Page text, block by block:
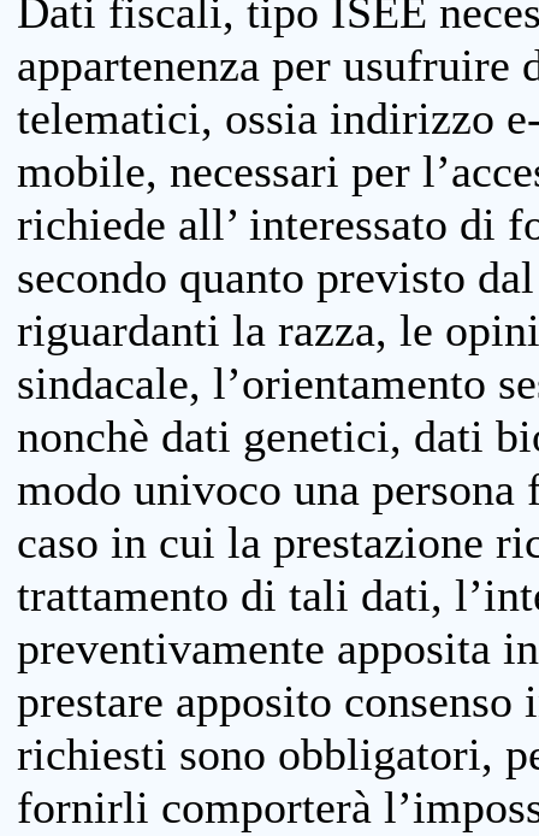
Dati fiscali, tipo ISEE
appartenenza per
telematici, ossia indirizzo
mobile, necessari per
richiede all’ interessato di
secondo quanto previsto
riguardanti la razza, le
sindacale, l’orientamento
nonchè dati genetici, dati
modo univoco una
caso in cui la prestazione
trattamento di tali dati,
preventivamente apposita
prestare apposito
richiesti sono obbligatori,
fornirli comporterà